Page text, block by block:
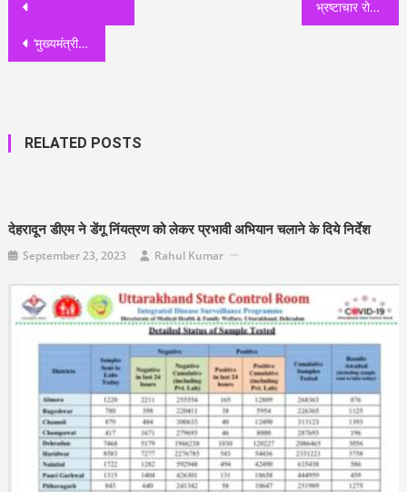
navigation
‘मुख्यमंत्री उत्कृष्टता एवं सुशासन पुरुस्कार’ की हुई घोषणा, वर्ष 2020-21 एवं 2021-22 के लिए देखिये कौन-कौन अधिकारी-कर्मचारी चुने गए पुरुस्कारों के लिए!
भ्रष्टाचार रोकने के लिए कॉपरेटिव सोसायटी और बैंकों में जिला स्तरीय अधिकारियों को किया जायेगा शामिल: मुख्य सचिव
RELATED POSTS
देहरादून डीएम ने डेंगू निंयत्रण को लेकर प्रभावी अभियान चलाने के दिये निर्देश
September 23, 2023 Rahul Kumar